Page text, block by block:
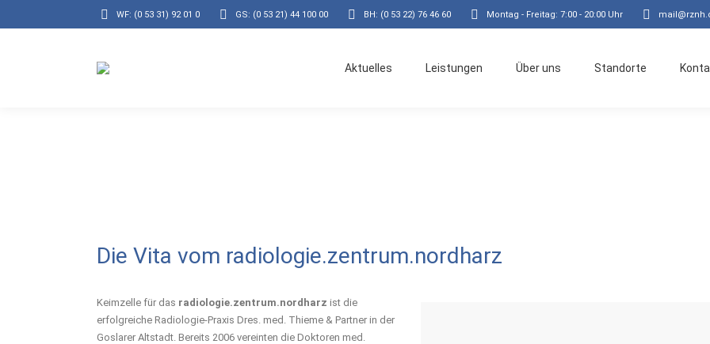
WF: (0 53 31) 92 01 0 GS: (0 53 21) 44 100 00 BH: (0 53 22) 76 46 60 Montag - Freitag: 7:00 - 20:00 Uhr
Aktuelles Leistungen Über uns Standorte
Die Vita vom radiologie.zentrum.nordharz
Keimzelle für das radiologie.zentrum.nordharz ist die
erfolgreiche Radiologie-Praxis Dres. med. Thieme & Partner in der
Goslarer Altstadt. Bereits 2006 vereinten die Doktoren med.